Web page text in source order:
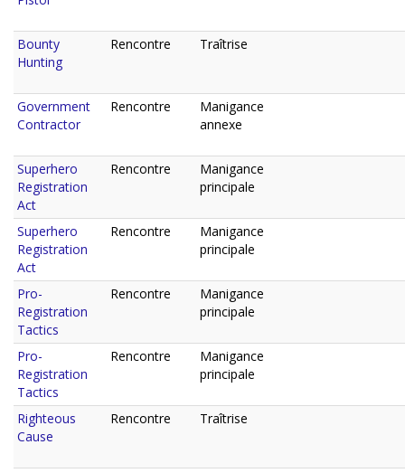
Bounty
Hunting
Rencontre Traîtrise
Government
Contractor
Rencontre
Manigance
annexe
Superhero
Registration
Act
Rencontre
Manigance
principale
Superhero
Registration
Act
Rencontre
Manigance
principale
Pro-
Registration
Tactics
Rencontre
Manigance
principale
Pro-
Registration
Tactics
Rencontre
Manigance
principale
Righteous
Cause
Rencontre Traîtrise